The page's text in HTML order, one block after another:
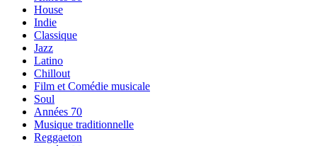
House
Indie
Classique
Jazz
Latino
Chillout
Film et Comédie musicale
Soul
Années 70
Musique traditionnelle
Reggaeton